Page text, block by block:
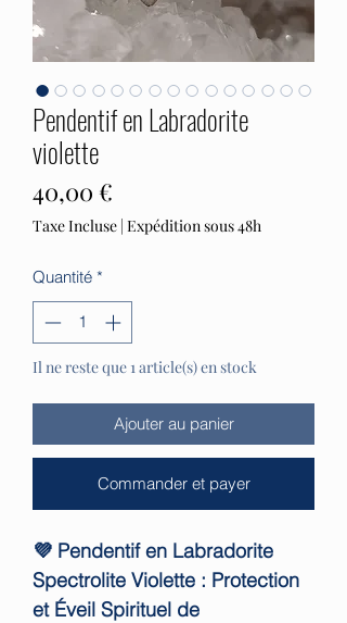
Pendentif en Labradorite
violette
40,00 €
Taxe Incluse | Expédition sous 48h
Quantité *
Il ne reste que 1 article(s) en stock
Ajouter au panier
Commander et payer
💜 Pendentif en Labradorite
Spectrolite Violette : Protection
et Éveil Spirituel de